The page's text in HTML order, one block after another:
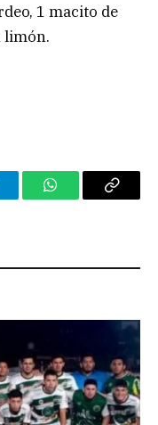
1 macito de
limón.
WhatsAppCopy